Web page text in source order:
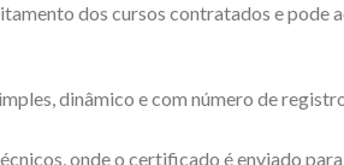
dos cursos contratados e pode
dinâmico e com número de
onde o certificado é enviado